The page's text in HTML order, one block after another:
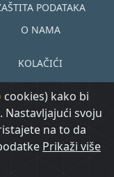
kako bi
svoju
na to da
Prikaži više
PODATAKA
O NAMA
KOLAČIĆI
EN HR
Prijavi se